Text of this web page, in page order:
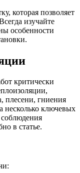
которая позволяет
изучайте
особенности
критически
плесени, гниения
несколько ключевых
в статье.